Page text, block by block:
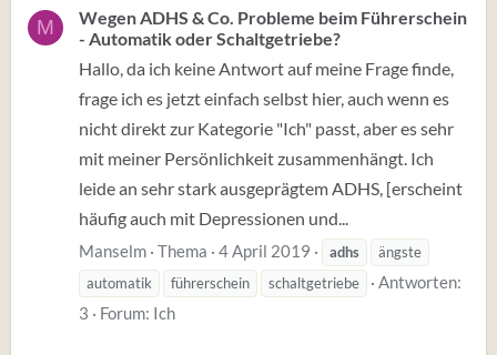
M
Wegen ADHS & Co. Probleme beim Führerschein
- Automatik oder Schaltgetriebe?
Hallo, da ich keine Antwort auf meine Frage finde,
frage ich es jetzt einfach selbst hier, auch wenn es
nicht direkt zur Kategorie "Ich" passt, aber es sehr
mit meiner Persönlichkeit zusammenhängt. Ich
leide an sehr stark ausgeprägtem ADHS, [erscheint
häufig auch mit Depressionen und...
Manselm Thema 4 April 2019 adhs
ängste
automatik
führerschein schaltgetriebe
Antworten:
3
Forum: Ich